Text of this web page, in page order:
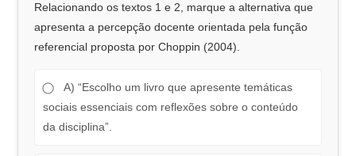
Relacionando os textos 1 e 2, marque a alternativa que
apresenta a percepção docente orientada pela função
referencial proposta por Choppin (2004).
A) “Escolho um livro que apresente temáticas
sociais essenciais com reflexões sobre o conteúdo
da disciplina”.